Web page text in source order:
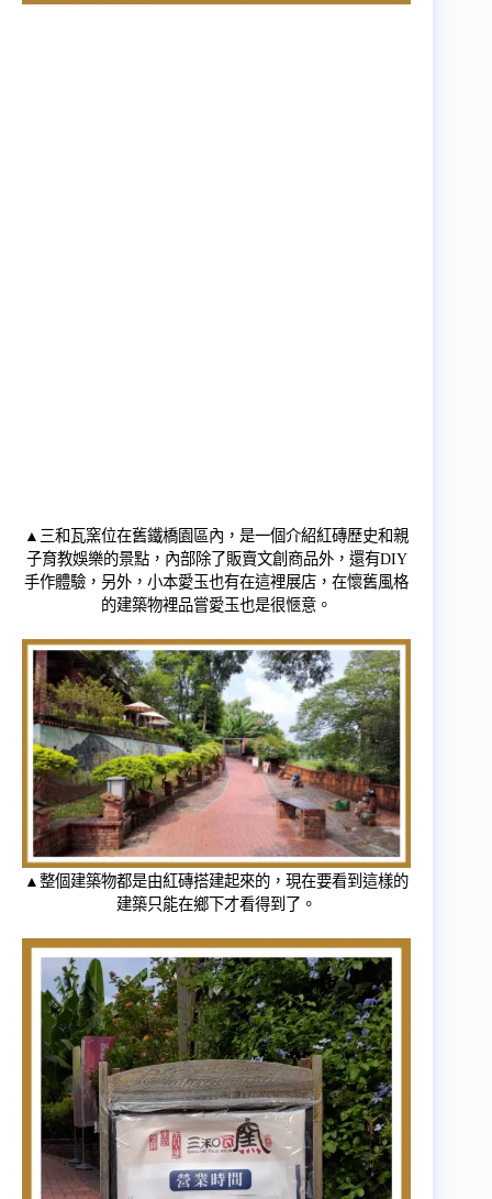
▲三和瓦窯位在舊鐵橋園區內，是一個介紹紅磚歷史和親
子育教娛樂的景點，內部除了販賣文創商品外，還有DIY
手作體驗，另外，小本愛玉也有在這裡展店，在懷舊風格
的建築物裡品嘗愛玉也是很愜意。
▲整個建築物都是由紅磚搭建起來的，現在要看到這樣的
建築只能在鄉下才看得到了。